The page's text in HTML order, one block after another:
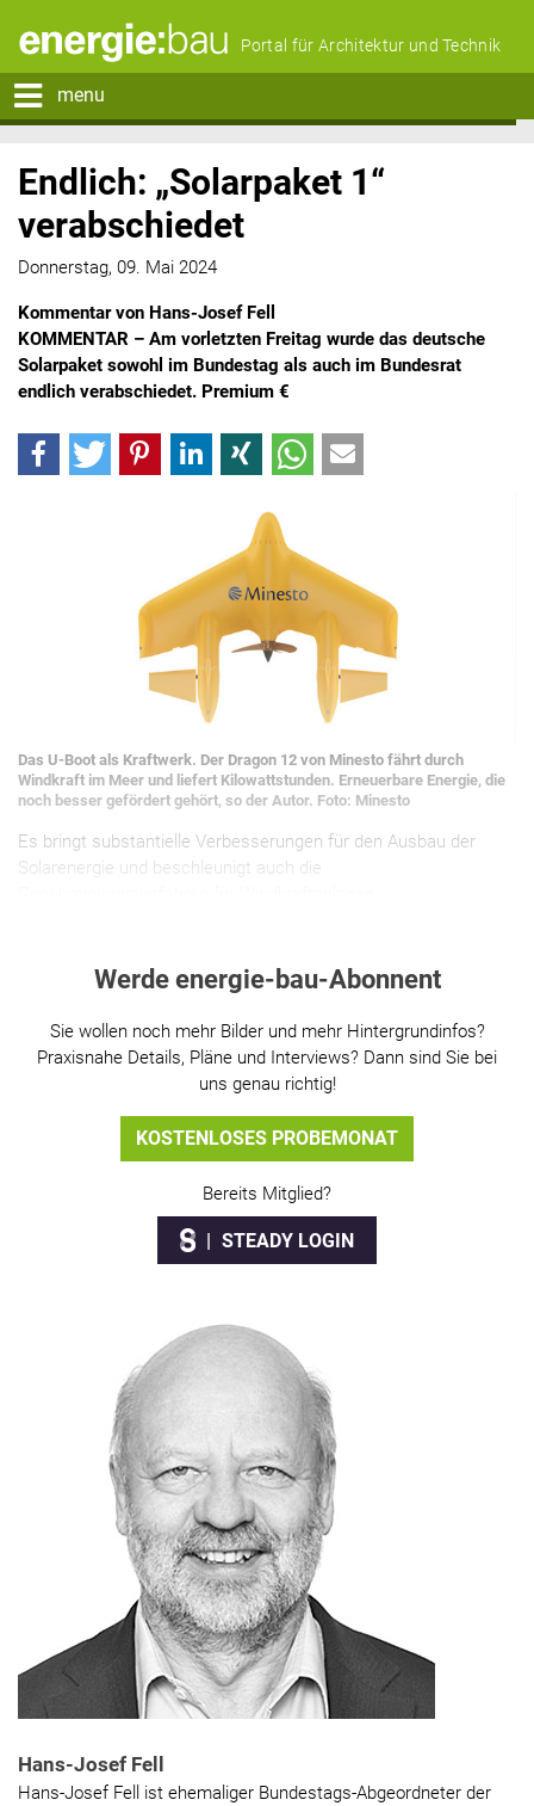
Portal für Architektur und Technik
menu
Endlich: „Solarpaket 1“
verabschiedet
Donnerstag, 09. Mai 2024
Kommentar von Hans-Josef Fell
KOMMENTAR – Am vorletzten Freitag wurde das deutsche
Solarpaket sowohl im Bundestag als auch im Bundesrat
endlich verabschiedet. Premium €
Das U-Boot als Kraftwerk. Der Dragon 12 von Minesto fährt durch
Windkraft im Meer und liefert Kilowattstunden. Erneuerbare Energie, die
noch besser gefördert gehört, so der Autor. Foto: Minesto
Es bringt substantielle Verbesserungen für den Ausbau der
Solarenergie und beschleunigt auch die
Werde energie-bau-Abonnent
Sie wollen noch mehr Bilder und mehr Hintergrundinfos?
Praxisnahe Details, Pläne und Interviews? Dann sind Sie bei
uns genau richtig!
KOSTENLOSES PROBEMONAT
Bereits Mitglied?
STEADY LOGIN
Hans-Josef Fell
Hans-Josef Fell ist ehemaliger Bundestags-Abgeordneter der